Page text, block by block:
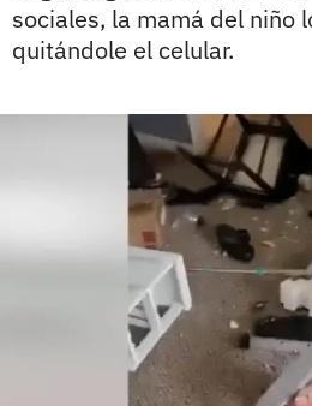
sociales, la mamá del niño
quitándole el celular.